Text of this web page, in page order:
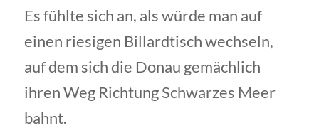
Es fühlte sich an, als würde man auf
einen riesigen Billardtisch wechseln,
auf dem sich die Donau gemächlich
ihren Weg Richtung Schwarzes Meer
bahnt.